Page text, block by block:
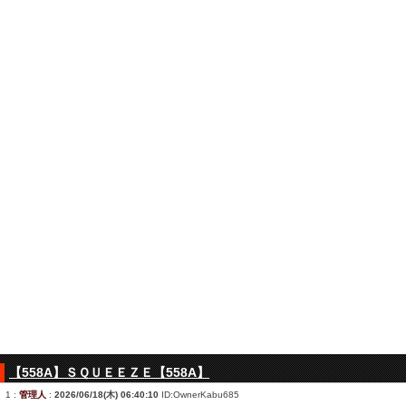
【558A】ＳＱＵＥＥＺＥ【558A】
1 : 管理人 : 2026/06/18(木) 06:40:10 ID:OwnerKabu685